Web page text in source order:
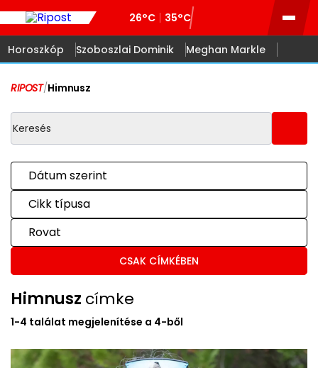
26°C 35°C
Horoszkóp Szoboszlai Dominik Meghan Markle
RIPOST/Himnusz
Dátum szerint
Cikk típusa
Rovat
CSAK CÍMKÉBEN
Himnusz címke
1-4 találat megjelenítése a 4-ből